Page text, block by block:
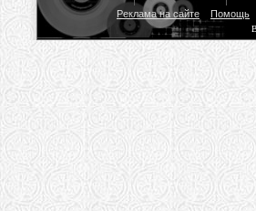
Реклама на сайте
Помощь